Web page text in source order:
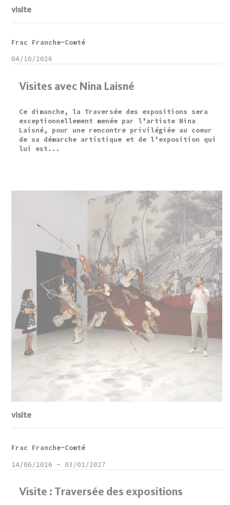
visite
Visites avec Nina Laisné
Ce dimanche, la Traversée des expositions sera
exceptionnellement menée par l’artiste Nina
Laisné, pour une rencontre privilégiée au coeur
de sa démarche artistique et de l’exposition qui
lui est...
Frac Franche-Comté
04/10/2026
visite
Visite : Traversée des expositions
Frac Franche-Comté
14/06/2026 - 03/01/2027